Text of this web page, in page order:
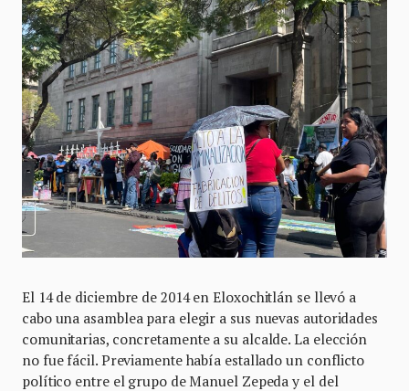
El 14 de diciembre de 2014 en Eloxochitlán se llevó a
cabo una asamblea para elegir a sus nuevas autoridades
comunitarias, concretamente a su alcalde. La elección
no fue fácil. Previamente había estallado un conflicto
político entre el grupo de Manuel Zepeda y el del